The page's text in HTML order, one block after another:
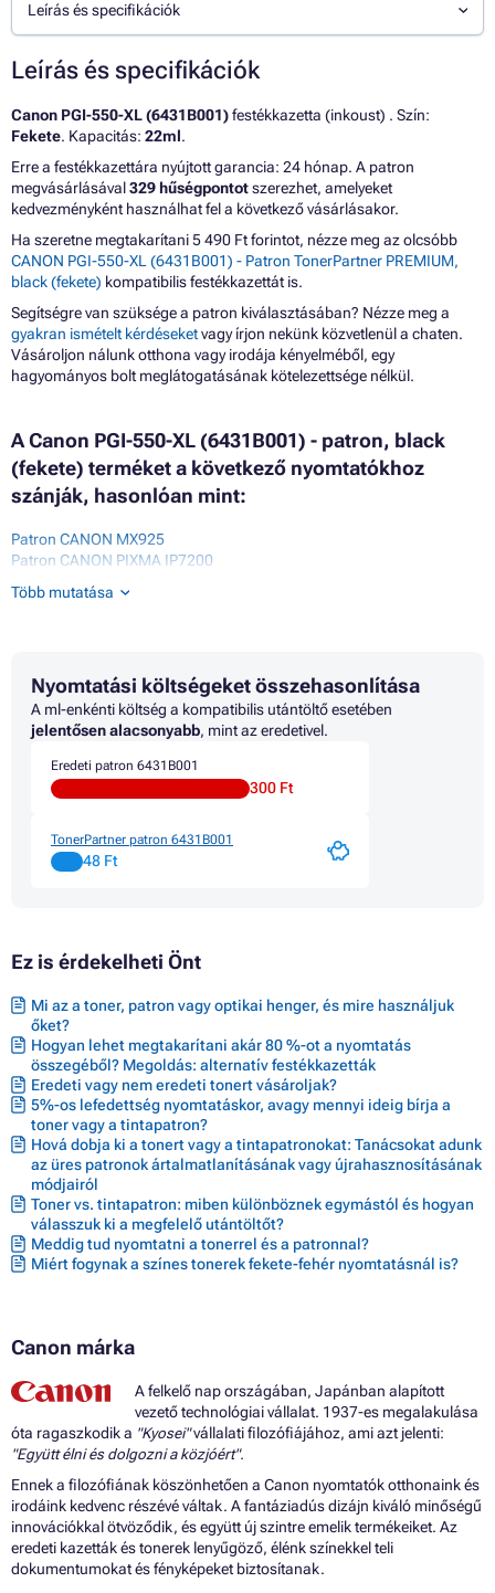
Leírás és specifikációk
Leírás és specifikációk
Canon PGI-550-XL (6431B001)festékkazetta (inkoust) . Szín:
Fekete. Kapacitás: 22ml.
Erre a festékkazettára nyújtott garancia: 24 hónap. A patron
megvásárlásával329 hűségpontotszerezhet, amelyeket
kedvezményként használhat fel a következő vásárlásakor.
Ha szeretne megtakarítani 5 490 Ft forintot, nézze meg az olcsóbb
CANON PGI-550-XL (6431B001) - Patron TonerPartner PREMIUM,
black (fekete) kompatibilis festékkazettát is.
Segítségre van szüksége a patron kiválasztásában? Nézze meg a
gyakran ismételt kérdéseketvagy írjon nekünk közvetlenül a chaten.
Vásároljon nálunk otthona vagy irodája kényelméből, egy
hagyományos bolt meglátogatásának kötelezettsége nélkül.
A Canon PGI-550-XL (6431B001) - patron, black
(fekete) terméket a következő nyomtatókhoz
szánják, hasonlóan mint:
Patron CANON MX925
Patron CANON PIXMA IP7200
Patron CANON PIXMA IP7200 SERIES
Patron CANON PIXMA IP7240
Patron CANON PIXMA IP8720
Patron CANON PIXMA IP8750
Patron CANON PIXMA IX6800 SERIES
Patron CANON PIXMA MG4100
Patron CANON PIXMA MG4240
Patron CANON PIXMA MG5450
Patron CANON PIXMA MG5500 SERIES
Patron CANON PIXMA MG5550
Patron CANON PIXMA MG5655
Patron CANON PIXMA MG6300 SERIES
Patron CANON PIXMA MG6350
Patron CANON PIXMA MG6400 SERIES
Patron CANON PIXMA MG6420
Patron CANON PIXMA MG6450
Patron CANON PIXMA MG6600 SERIES
Patron CANON PIXMA MG6650
Patron CANON PIXMA MG7100
Patron CANON PIXMA MG7100 SERIES
Patron CANON PIXMA MG7120
Patron CANON PIXMA MG7150
Patron CANON PIXMA MG7500
Patron CANON PIXMA MG7500 SERIES
Patron CANON PIXMA MG7550
Patron CANON PIXMA MX725
Patron CANON PIXMA MX920 SERIES
Patron CANON PIXMA MX922
Patron CANON PIXMA MX925
Több mutatása
Nyomtatási költségeket összehasonlítása
A ml-enkénti költség a kompatibilis utántöltő esetében
jelentősen alacsonyabb, mint az eredetivel.
Eredeti patron 6431B001
300 Ft
TonerPartner patron 6431B001
48 Ft
Ez is érdekelheti Önt
Mi az a toner, patron vagy optikai henger, és mire használjuk
őket?
Hogyan lehet megtakarítani akár 80 %-ot a nyomtatás
összegéből? Megoldás: alternatív festékkazetták
Eredeti vagy nem eredeti tonert vásároljak?
5%-os lefedettség nyomtatáskor, avagy mennyi ideig bírja a
toner vagy a tintapatron?
Hová dobja ki a tonert vagy a tintapatronokat: Tanácsokat adunk
az üres patronok ártalmatlanításának vagy újrahasznosításának
módjairól
Toner vs. tintapatron: miben különböznek egymástól és hogyan
válasszuk ki a megfelelő utántöltőt?
Meddig tud nyomtatni a tonerrel és a patronnal?
Miért fogynak a színes tonerek fekete-fehér nyomtatásnál is?
Canon márka
A felkelő nap országában, Japánban alapított
vezető technológiai vállalat. 1937-es megalakulása
óta ragaszkodik a "Kyosei"vállalati filozófiájához, ami azt jelenti:
"Együtt élni és dolgozni a közjóért".
Ennek a filozófiának köszönhetően a Canon nyomtatók otthonaink és
irodáink kedvenc részévé váltak. A fantáziadús dizájn kiváló minőségű
innovációkkal ötvöződik, és együtt új szintre emelik termékeiket. Az
eredeti kazetták és tonerek lenyűgöző, élénk színekkel teli
dokumentumokat és fényképeket biztosítanak.